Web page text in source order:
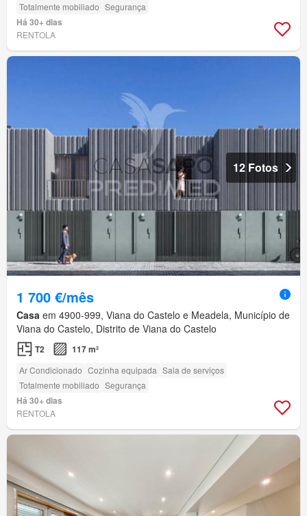
Totalmente mobiliado Segurança
Há 30+ dias
RENTOLA
12 Fotos
1 700 €/mês
Casa em 4900-999, Viana do Castelo e Meadela, Município de
Viana do Castelo, Distrito de Viana do Castelo
T2 117 m²
Ar Condicionado Cozinha equipada Sala de serviços
Totalmente mobiliado Segurança
Há 30+ dias
RENTOLA